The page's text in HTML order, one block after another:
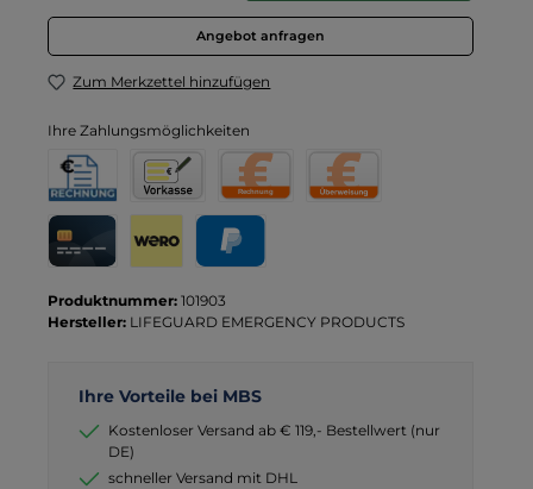
Angebot anfragen
Zum Merkzettel hinzufügen
Ihre Zahlungsmöglichkeiten
Rechnung
Rechnung für Behörden
Vorkasse
Produktnummer: 101903
Hersteller: LIFEGUARD EMERGENCY PRODUCTS
Ihre Vorteile bei MBS
Kostenloser Versand ab € 119,- Bestellwert (nur
DE)
schneller Versand mit DHL